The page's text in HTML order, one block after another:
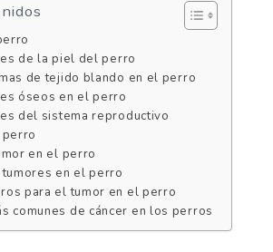
de la piel del perro
de tejido blando en el perro
óseos en el perro
del sistema reproductivo
perro
en el perro
en el perro
para el tumor en el perro
comunes de cáncer en los perros